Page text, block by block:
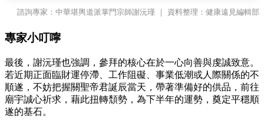
諮詢專家：中華堪輿道派掌門宗師謝沅瑾 ｜ 資料整理：健康遠見編輯部
專家小叮嚀
最後，謝沅瑾也強調，參拜的核心在於一心向善與虔誠致意。
若近期正面臨財運停滯、工作阻礙、事業低潮或人際關係的不
順遂，不妨把握關聖帝君誕辰當天，帶著準備好的供品，前往
廟宇誠心祈求，藉此扭轉頹勢，為下半年的運勢，奠定平穩順
遂的基石。